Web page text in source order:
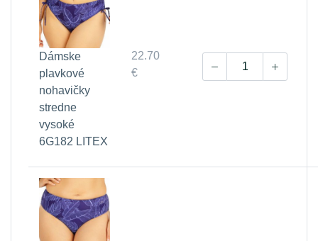
Dámske
plavkové
nohavičky
stredne
vysoké
6G182 LITEX
22.70
€